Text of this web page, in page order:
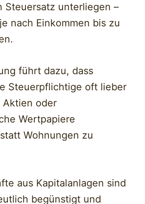
Steuersatz unterliegen –
nach Einkommen bis zu
führt dazu, dass
Steuerpflichtige oft lieber
Aktien oder
Wertpapiere
Wohnungen zu
aus Kapitalanlagen sind
begünstigt und